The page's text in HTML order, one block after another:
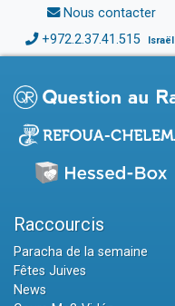
Nous contacter
+972.2.37.41.515 Israël
Raccourcis
Paracha de la semaine
Fêtes Juives
News